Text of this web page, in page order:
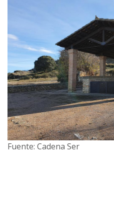
Fuente: Cadena Ser